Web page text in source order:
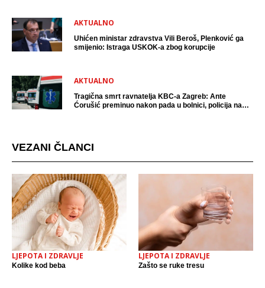
AKTUALNO
Uhićen ministar zdravstva Vili Beroš, Plenković ga
smijenio: Istraga USKOK-a zbog korupcije
AKTUALNO
Tragična smrt ravnatelja KBC-a Zagreb: Ante
Ćorušić preminuo nakon pada u bolnici, policija na
VEZANI ČLANCI
LJEPOTA I ZDRAVLJE
Kolike kod beba
LJEPOTA I ZDRAVLJE
Zašto se ruke tresu